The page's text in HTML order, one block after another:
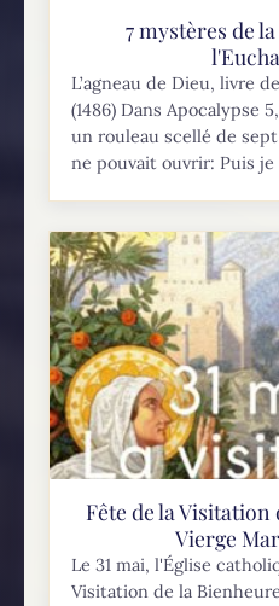
7 mystères de
L’agneau de Dieu, livre
(1486) Dans Apocalypse
un rouleau scellé de
ne pouvait ouvrir: Puis je
Fête de la Visitation
Vierge
Le 31 mai, l'Église
Visitation de la